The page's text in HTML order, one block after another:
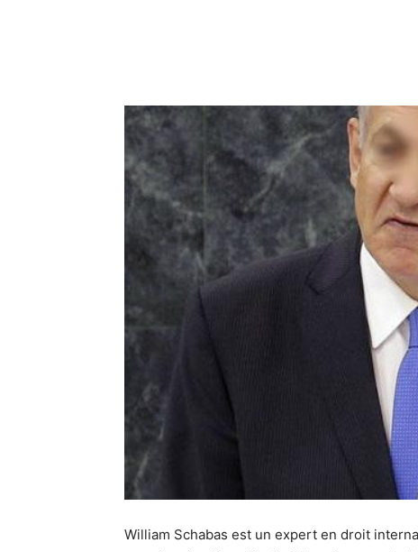
William Schabas est un expert en droit